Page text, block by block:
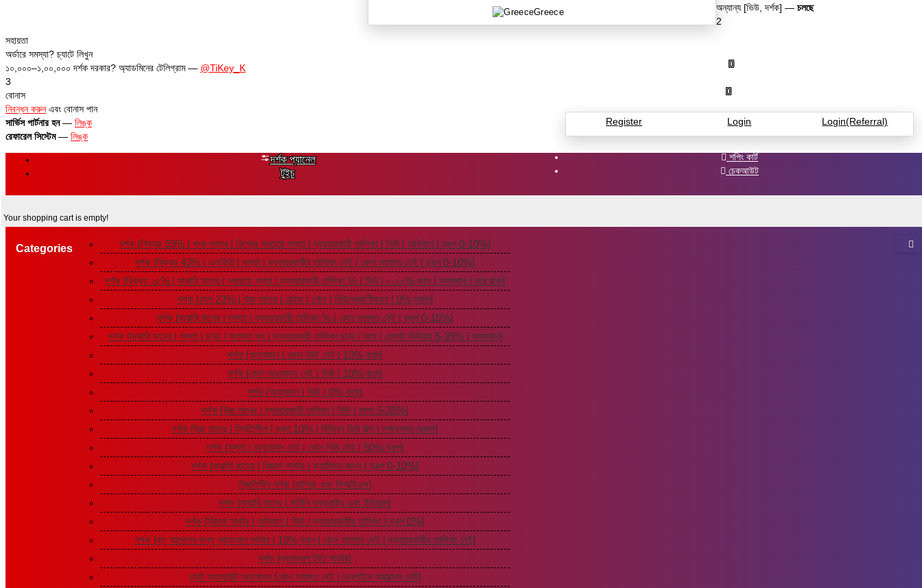
Greece
Register
Login Login(Referral)
শপিং কার্ট
চেকআউট
Your shopping cart is empty!
অন্যান্য [ভিউ, দর্শক] — চলছে
2
সহায়তা
অর্ডারে সমস্যা? চ্যাটে লিখুন
১০,০০০–১,০০,০০০ দর্শক দরকার? অ্যাডমিনের টেলিগ্রাম — @TiKey_K
3
বোনাস
নিবন্ধন করুনএবং বোনাস পান
সার্ভিস পার্টনার হন— লিঙ্ক
রেফারেল সিস্টেম— লিঙ্ক
Categories
দর্শক প্যানেল
টুইচ
দর্শক [বিক্রয় 59% | সদর দপ্তর | বিশ্বের সবচেয়ে সস্তা | ব্যবহারকারী তালিকা | ভিউ | অভিযান | ড্রপ 0-10%]
দর্শক [বিক্রয় 43% | এলকিউ | সস্তা | ব্যবহারকারীর তালিকা নেই | কোন মতামত নেই | ড্রপ 0-10%]
দর্শক [বিক্রয় ২৫% | মাঝারি মানের | সবচেয়ে সস্তা | ব্যবহারকারী তালিকা % | ভিউ | ০-১০% কমে | অবস্থান | ধরে রাখা]
দর্শক [সেল 23% | উচ্চ মানের | রেইড | পোল | ভিউ/প্রমাণীকরণ | 0% হ্রাস]
দর্শক [মাঝারি মানের | সস্তা | ব্যবহারকারী তালিকা % | কোন মতামত নেই | ড্রপ 0-10%]
দর্শক [মাঝারি মানের | সস্তা | ছাড়া / মতামত সহ | ব্যবহারকারী তালিকা ছাড়া / সঙ্গে | ফ্লোট ভিউয়ার 5-35% | অবস্থান]
দর্শক [অনুমোদন | কোন ভিউ নেই | 10% কমে]
দর্শক [কোন অনুমোদন নেই | ভিউ | 10% কমে]
দর্শক [অনুমোদন | ভিউ | 0% কমে]
দর্শক [উচ্চ মানের | ব্যবহারকারী তালিকা | ভিউ | ভাসা 5-35%]
দর্শক [উচ্চ মানের | স্থিতিশীল | ড্রপ 10% | বিভিন্ন ভিউ উত্স | লক্ষ্যবস্তু অঞ্চল]
দর্শক [সস্তা | অনুমোদন নেই | কোন ভিউ নেই | 50% ড্রপ]
দর্শক [মাঝারি মানের | রিজার্ভ সার্ভার | ক্যাসিনো জন্য | ড্রপ 0-10%]
স্থিতিশীল দর্শক (রাশিয়া এবং সিআইএস)
দর্শক [মাঝারি মানের | মার্কিন যুক্তরাষ্ট্র এবং ইউরোপ]
দর্শক [রিজার্ভ সার্ভার | অভিযান | ভিউ / ব্যবহারকারীর তালিকা | ড্রপ 0%]
দর্শক [বড় আদেশের জন্য ব্যাকআপ সার্ভার | 10% ড্রপ | কোন মতামত নেই | ব্যবহারকারীর তালিকা নেই]
দর্শক [ব্যাকআপ টুইচ সার্ভার]
চ্যাট অ্যাকাউন্ট অনুমোদন [কোন মতামত নেই | অনলাইন অ্যাক্সেস নেই]